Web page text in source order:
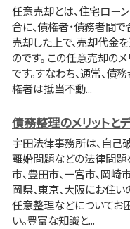
任意売却とは、住宅ロー
合に、債権者・債務者間
売却した上で、売却代金
のです。 この任意売却の
です。すなわち、通常、債
権者は抵当不動...
債務整理のメリットと
宇田法律事務所は、自己
離婚問題などの法律問題
市、豊田市、一宮市、岡崎
岡県、東京、大阪にお住
任意整理などについてお
い。豊富な知識と...